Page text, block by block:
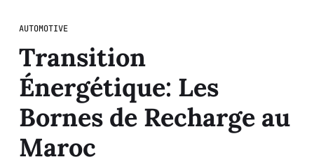
AUTOMOTIVE
Transition
Énergétique: Les
Bornes de Recharge au
Maroc